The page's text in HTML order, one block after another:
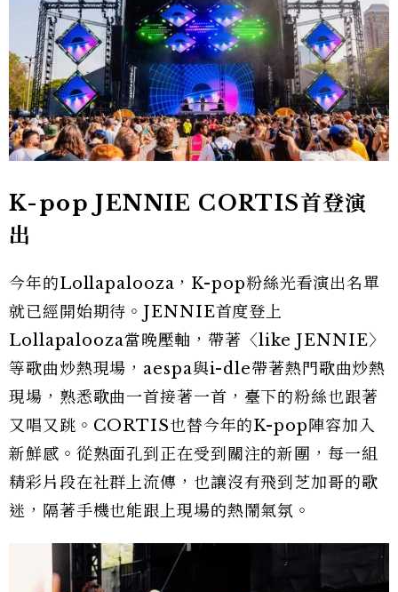
K-pop JENNIE CORTIS首登演
出
今年的Lollapalooza，K-pop粉絲光看演出名單
就已經開始期待。JENNIE首度登上
Lollapalooza當晚壓軸，帶著〈like JENNIE〉
等歌曲炒熱現場，aespa與i-dle帶著熱門歌曲炒熱
現場，熟悉歌曲一首接著一首，臺下的粉絲也跟著
又唱又跳。CORTIS也替今年的K-pop陣容加入
新鮮感。從熟面孔到正在受到關注的新團，每一組
精彩片段在社群上流傳，也讓沒有飛到芝加哥的歌
迷，隔著手機也能跟上現場的熱鬧氣氛。